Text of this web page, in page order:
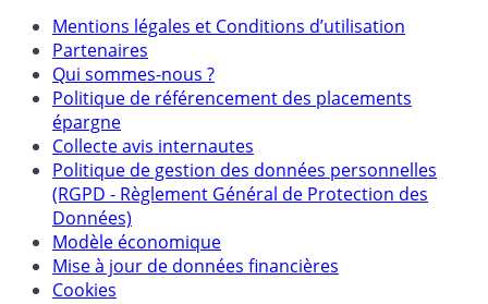
Mentions légales et Conditions d’utilisation
Partenaires
Qui sommes-nous ?
Politique de référencement des placements
épargne
Collecte avis internautes
Politique de gestion des données personnelles
(RGPD - Règlement Général de Protection des
Données)
Modèle économique
Mise à jour de données financières
Cookies